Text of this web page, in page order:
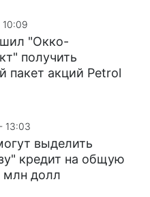
10:09
"Окко-
получить
пакет акций Petrol
13:03
выделить
кредит на общую
млн долл